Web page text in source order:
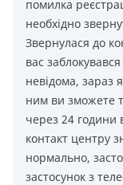
помилка
необхідно
Звернулася до
вас
невідома, зараз
ним ви зможете
через 24 години
контакт центру
нормально,
застосунок з